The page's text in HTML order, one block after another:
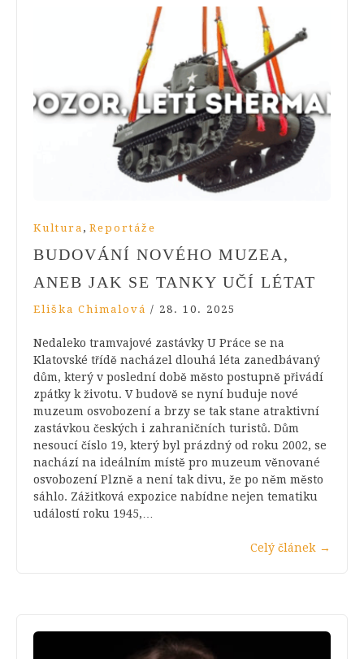
Kultura , Reportáže
BUDOVÁNÍ NOVÉHO MUZEA,
ANEB JAK SE TANKY UČÍ LÉTAT
Eliška Chimalová / 28. 10. 2025
Nedaleko tramvajové zastávky U Práce se na
Klatovské třídě nacházel dlouhá léta zanedbávaný
dům, který v poslední době město postupně přivádí
zpátky k životu. V budově se nyní buduje nové
muzeum osvobození a brzy se tak stane atraktivní
zastávkou českých i zahraničních turistů. Dům
nesoucí číslo 19, který byl prázdný od roku 2002, se
nachází na ideálním místě pro muzeum věnované
osvobození Plzně a není tak divu, že po něm město
sáhlo. Zážitková expozice nabídne nejen tematiku
událostí roku 1945,…
Celý článek →